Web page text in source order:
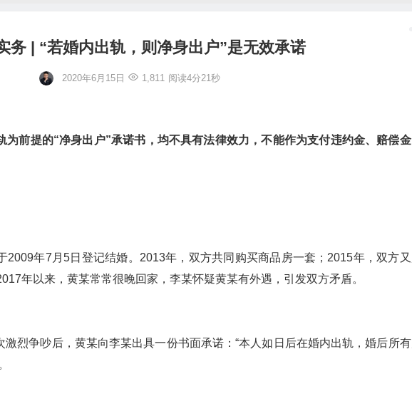
务 | “若婚内出轨，则净身出户”是无效承诺
2020年6月15日 1,811 阅读4分21秒
为前提的“净身出户”承诺书，均不具有法律效力，不能作为支付违约金、赔偿
2009年7月5日登记结婚。2013年，双方共同购买商品房一套；2015年，双方
年以来，黄某常常很晚回家，李某怀疑黄某有外遇，引发双方矛盾。
激烈争吵后，黄某向李某出具一份书面承诺：“本人如日后在婚内出轨，婚后所